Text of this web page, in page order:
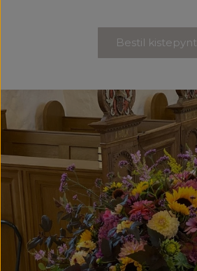
Bestil kistepynt